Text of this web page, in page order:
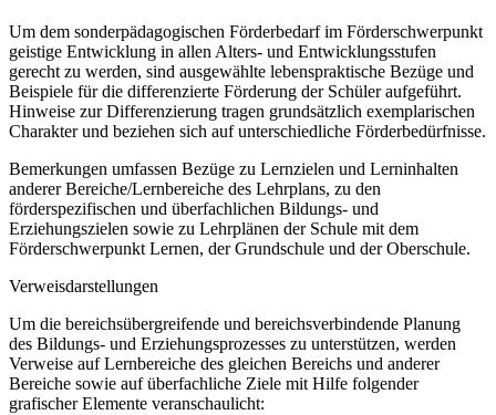
Um dem sonderpädagogischen Förderbedarf im Förderschwerpunkt
geistige Entwicklung in allen Alters- und Entwicklungsstufen
gerecht zu werden, sind ausgewählte lebenspraktische Bezüge und
Beispiele für die differenzierte Förderung der Schüler aufgeführt.
Hinweise zur Differenzierung tragen grundsätzlich exemplarischen
Charakter und beziehen sich auf unterschiedliche Förderbedürfnisse.
Bemerkungen umfassen Bezüge zu Lernzielen und Lerninhalten
anderer Bereiche/Lernbereiche des Lehrplans, zu den
förderspezifischen und überfachlichen Bildungs- und
Erziehungszielen sowie zu Lehrplänen der Schule mit dem
Förderschwerpunkt Lernen, der Grundschule und der Oberschule.
Verweisdarstellungen
Um die bereichsübergreifende und bereichsverbindende Planung
des Bildungs- und Erziehungsprozesses zu unterstützen, werden
Verweise auf Lernbereiche des gleichen Bereichs und anderer
Bereiche sowie auf überfachliche Ziele mit Hilfe folgender
grafischer Elemente veranschaulicht: